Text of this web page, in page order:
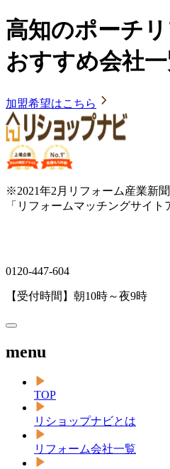
高知のポーチ
おすすめ会社
加盟希望はこちら
※2021年2月リフォーム産業新聞
「リフォームマッチングサイト
0120-447-604
【受付時間】朝10時～夜9時
menu
TOP
リショップナビとは
リフォーム会社一覧